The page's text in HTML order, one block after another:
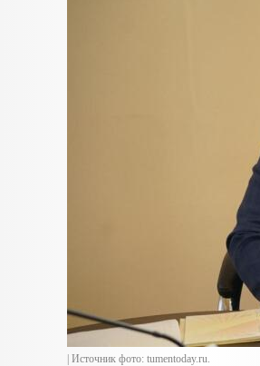
| Источник фото: tumentoday.ru.